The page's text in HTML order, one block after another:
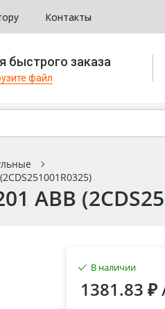
Контакты
быстрого заказа
файл
ABB
В наличии
1381.83 ₽